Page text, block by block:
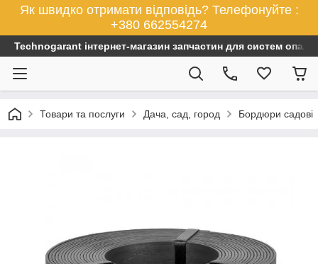
Як швидко отримати відповідь? Телефонуйте :
+380 662554274
Technogarant інтернет-магазин запчастин для систем
Товари та послуги Дача, сад, город Бордюри садові